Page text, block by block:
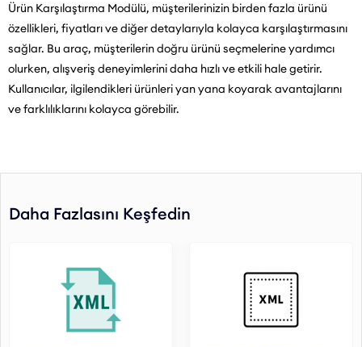
Ürün Karşılaştırma Modülü, müşterilerinizin birden fazla ürünü
özellikleri, fiyatları ve diğer detaylarıyla kolayca karşılaştırmasını
sağlar. Bu araç, müşterilerin doğru ürünü seçmelerine yardımcı
olurken, alışveriş deneyimlerini daha hızlı ve etkili hale getirir.
Kullanıcılar, ilgilendikleri ürünleri yan yana koyarak avantajlarını
ve farklılıklarını kolayca görebilir.
Daha Fazlasını Keşfedin